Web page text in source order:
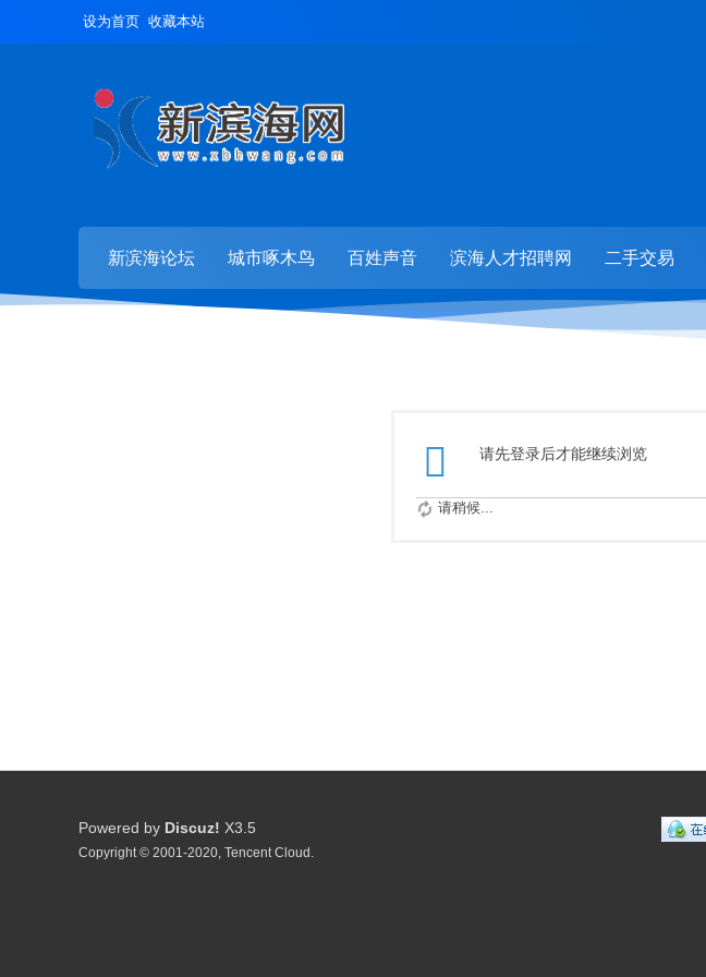
设为首页 收藏本站
新滨海论坛 城市啄木鸟 百姓声音 滨海人才招聘网 二手交易
请先登录后才能继续浏览
请稍候...
Powered by Discuz! X3.5
Copyright © 2001-2020, Tencent Cloud.